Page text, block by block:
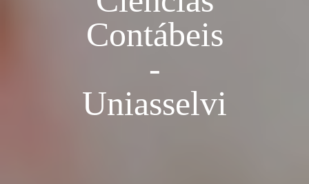
Contábeis
-
Uniasselvi